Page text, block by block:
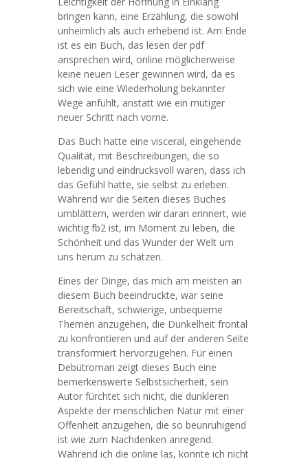
bringen kann, eine Erzählung, die sowohl
unheimlich als auch erhebend ist. Am Ende
ist es ein Buch, das lesen der pdf
ansprechen wird, online möglicherweise
keine neuen Leser gewinnen wird, da es
sich wie eine Wiederholung bekannter
Wege anfühlt, anstatt wie ein mutiger
neuer Schritt nach vorne.
Das Buch hatte eine visceral, eingehende
Qualität, mit Beschreibungen, die so
lebendig und eindrucksvoll waren, dass ich
das Gefühl hatte, sie selbst zu erleben.
Während wir die Seiten dieses Buches
umblättern, werden wir daran erinnert, wie
wichtig fb2 ist, im Moment zu leben, die
Schönheit und das Wunder der Welt um
uns herum zu schätzen.
Eines der Dinge, das mich am meisten an
diesem Buch beeindruckte, war seine
Bereitschaft, schwierige, unbequeme
Themen anzugehen, die Dunkelheit frontal
zu konfrontieren und auf der anderen Seite
transformiert hervorzugehen. Für einen
Debütroman zeigt dieses Buch eine
bemerkenswerte Selbstsicherheit, sein
Autor fürchtet sich nicht, die dunkleren
Aspekte der menschlichen Natur mit einer
Offenheit anzugehen, die so beunruhigend
ist wie zum Nachdenken anregend.
Während ich die online las, konnte ich nicht